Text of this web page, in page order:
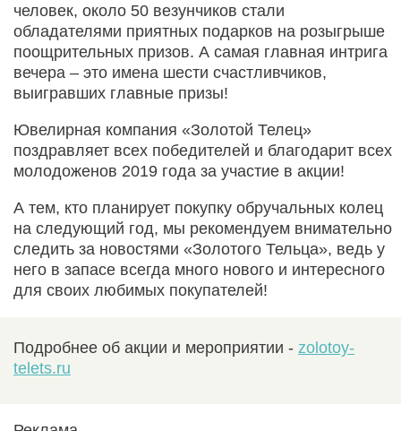
человек, около 50 везунчиков стали
обладателями приятных подарков на розыгрыше
поощрительных призов. А самая главная интрига
вечера – это имена шести счастливчиков,
выигравших главные призы!
Ювелирная компания «Золотой Телец»
поздравляет всех победителей и благодарит всех
молодоженов 2019 года за участие в акции!
А тем, кто планирует покупку обручальных колец
на следующий год, мы рекомендуем внимательно
следить за новостями «Золотого Тельца», ведь у
него в запасе всегда много нового и интересного
для своих любимых покупателей!
Подробнее об акции и мероприятии - zolotoy-
telets.ru